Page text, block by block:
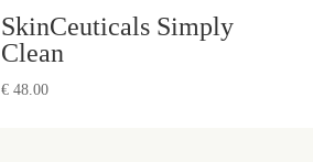
SkinCeuticals Simply
Clean
€ 48.00